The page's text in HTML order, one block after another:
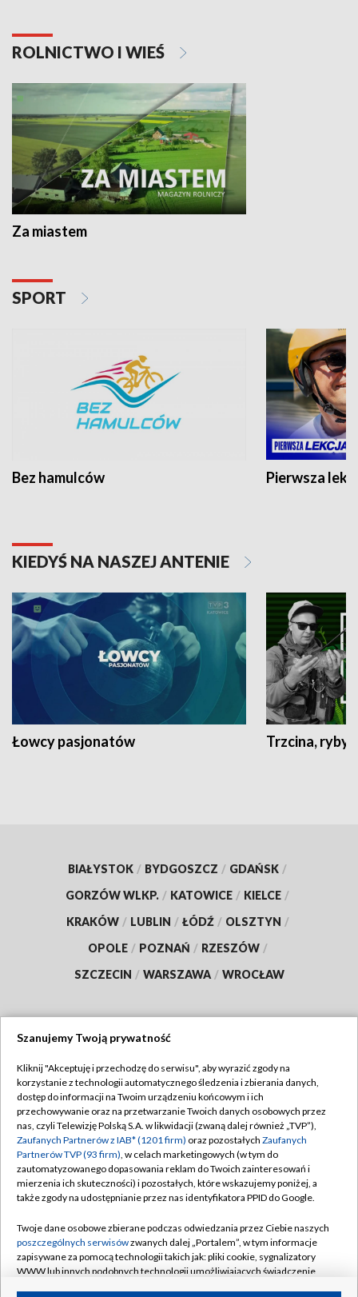
ROLNICTWO I WIEŚ
Za miastem
SPORT
Bez hamulców Pierwsza
KIEDYŚ NA NASZEJ ANTENIE
Łowcy pasjonatów Trzcina, ryby
BIAŁYSTOK / BYDGOSZCZ / GDAŃSK /
GORZÓW WLKP. / KATOWICE / KIELCE /
KRAKÓW / LUBLIN / ŁÓDŹ / OLSZTYN /
OPOLE / POZNAŃ / RZESZÓW /
SZCZECIN / WARSZAWA / WROCŁAW
TVP
Abonament TVP
Emisja w TVP
Centrum informacji TVP
Naziemna Telewizja Cyfrowa
Rada Programowa
System NOS
Informacje o nadawcy
Regulamin TVP
Polityka prywatności
Moje zgody
Pomoc
Kontakt
Szanujemy Twoją prywatność
Kliknij "Akceptuję i przechodzę do serwisu", aby wyrazić zgody na
korzystanie z technologii automatycznego śledzenia i zbierania danych,
dostęp do informacji na Twoim urządzeniu końcowym i ich
przechowywanie oraz na przetwarzanie Twoich danych osobowych przez
nas, czyli Telewizję Polską S.A. w likwidacji (zwaną dalej również „TVP”),
Zaufanych Partnerów z IAB* (1201 firm) oraz pozostałych Zaufanych
Partnerów TVP (93 firm), w celach marketingowych (w tym do
zautomatyzowanego dopasowania reklam do Twoich zainteresowań i
mierzenia ich skuteczności) i pozostałych, które wskazujemy poniżej, a
także zgody na udostępnianie przez nas identyfikatora PPID do Google.
Twoje dane osobowe zbierane podczas odwiedzania przez Ciebie naszych
poszczególnych serwisówzwanych dalej „Portalem”, w tym informacje
zapisywane za pomocą technologii takich jak: pliki cookie, sygnalizatory
WWW lub innych podobnych technologii umożliwiających świadczenie